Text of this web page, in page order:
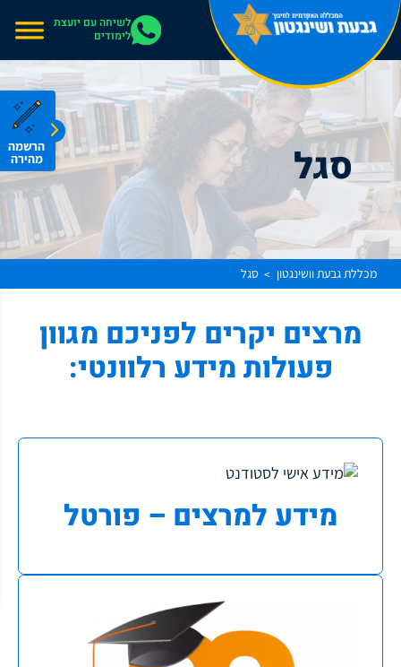
אתר בהרצה
הרשמה
מהירה
לשיחה עם יועצת
לימודים
מכללת גבעת וושינגטון > סגל
סגל
מרצים יקרים לפניכם מגוון
פעולות מידע רלוונטי:
מידע למרצים – פורטל